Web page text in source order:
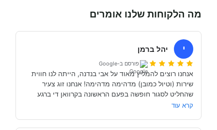
מה הלקוחות שלנו אומרים
י יהל ברמן
פורסם ב-Google
קרא עוד